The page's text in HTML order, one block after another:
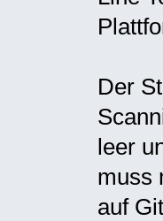
Der
leer
muss
auf